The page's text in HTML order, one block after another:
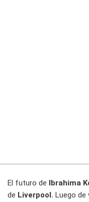
El futuro de Ibrahima
de Liverpool. Luego de